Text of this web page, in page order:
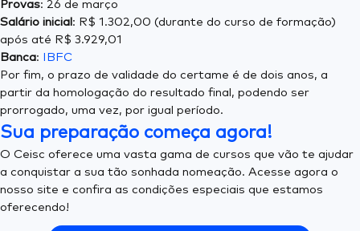
Provas: 26 de março
Salário inicial : R$ 1.302,00 (durante do curso de formação)
após até R$ 3.929,01
Banca:
IBFC
Por fim, o prazo de validade do certame é de dois anos, a
partir da homologação do resultado final, podendo ser
prorrogado, uma vez, por igual período.
Sua preparação começa agora!
O Ceisc oferece uma vasta gama de cursos que vão te ajudar
a conquistar a sua tão sonhada nomeação. Acesse agora o
nosso site e confira as condições especiais que estamos
oferecendo!